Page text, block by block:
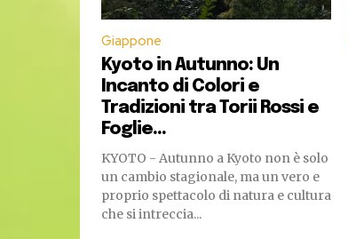
Giappone
Kyoto in Autunno: Un
Incanto di Colori e
Tradizioni tra Torii Rossi e
Foglie...
KYOTO - Autunno a Kyoto non è solo
un cambio stagionale, ma un vero e
proprio spettacolo di natura e cultura
che si intreccia...